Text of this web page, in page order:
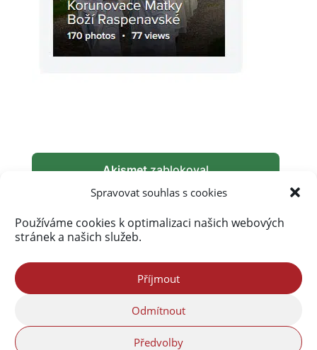
Spravovat souhlas s cookies
Používáme cookies k optimalizaci našich webových
stránek a našich služeb.
Příjmout
Odmítnout
Předvolby
Akismetzablokoval
290 217 spamů